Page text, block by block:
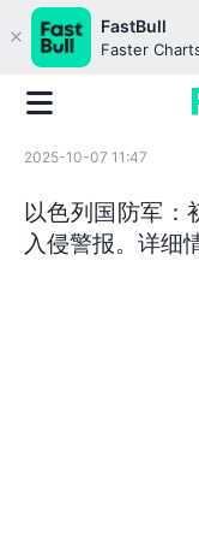
FastBull
Faster
2025-10-07 11:47
以色列国防军：
入侵警报。详细